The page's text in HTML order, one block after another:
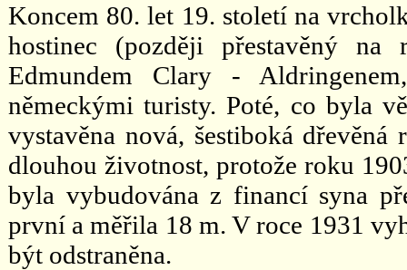
Koncem 80. let 19. století na
hostinec (později přestavěný na
Edmundem Clary -
německými turisty. Poté, co byla
vystavěna nová, šestiboká
dlouhou životnost, protože roku
byla vybudována z financí syna
první a měřila 18 m. V roce 1931
být odstraněna.